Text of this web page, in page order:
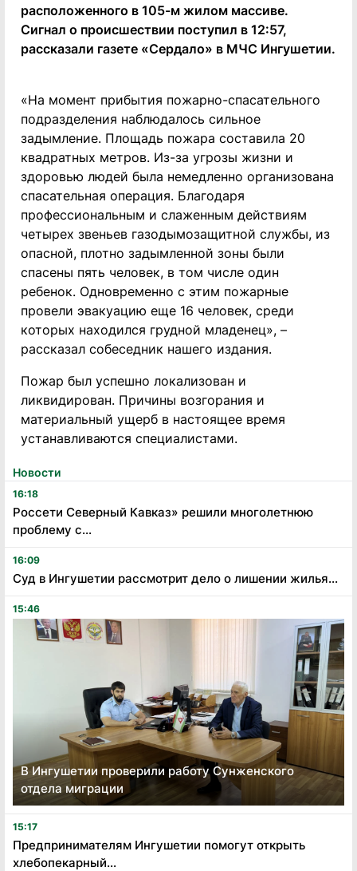
Новости
16:18
Россети Северный Кавказ» решили многолетнюю
проблему с...
16:09
Суд в Ингушетии рассмотрит дело о лишении жилья...
15:46
В Ингушетии проверили работу Сунженского
отдела миграции
15:17
Предпринимателям Ингушетии помогут открыть
хлебопекарный...
расположенного в 105-м жилом массиве.
Сигнал о происшествии поступил в 12:57,
рассказали газете «Сердало» в МЧС Ингушетии.
«На момент прибытия пожарно-спасательного
подразделения наблюдалось сильное
задымление. Площадь пожара составила 20
квадратных метров. Из-за угрозы жизни и
здоровью людей была немедленно организована
спасательная операция. Благодаря
профессиональным и слаженным действиям
четырех звеньев газодымозащитной службы, из
опасной, плотно задымленной зоны были
спасены пять человек, в том числе один
ребенок. Одновременно с этим пожарные
провели эвакуацию еще 16 человек, среди
которых находился грудной младенец», –
рассказал собеседник нашего издания.
Пожар был успешно локализован и
ликвидирован. Причины возгорания и
материальный ущерб в настоящее время
устанавливаются специалистами.